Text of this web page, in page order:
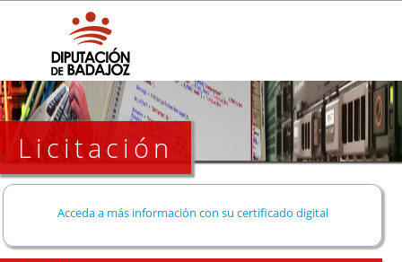
Licitación
Acceda a más información con su certificado digital